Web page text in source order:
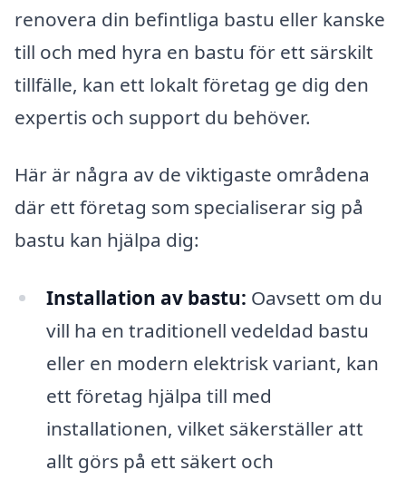
renovera din befintliga bastu eller kanske
till och med hyra en bastu för ett särskilt
tillfälle, kan ett lokalt företag ge dig den
expertis och support du behöver.
Här är några av de viktigaste områdena
där ett företag som specialiserar sig på
bastu kan hjälpa dig:
Installation av bastu: Oavsett om du
vill ha en traditionell vedeldad bastu
eller en modern elektrisk variant, kan
ett företag hjälpa till med
installationen, vilket säkerställer att
allt görs på ett säkert och